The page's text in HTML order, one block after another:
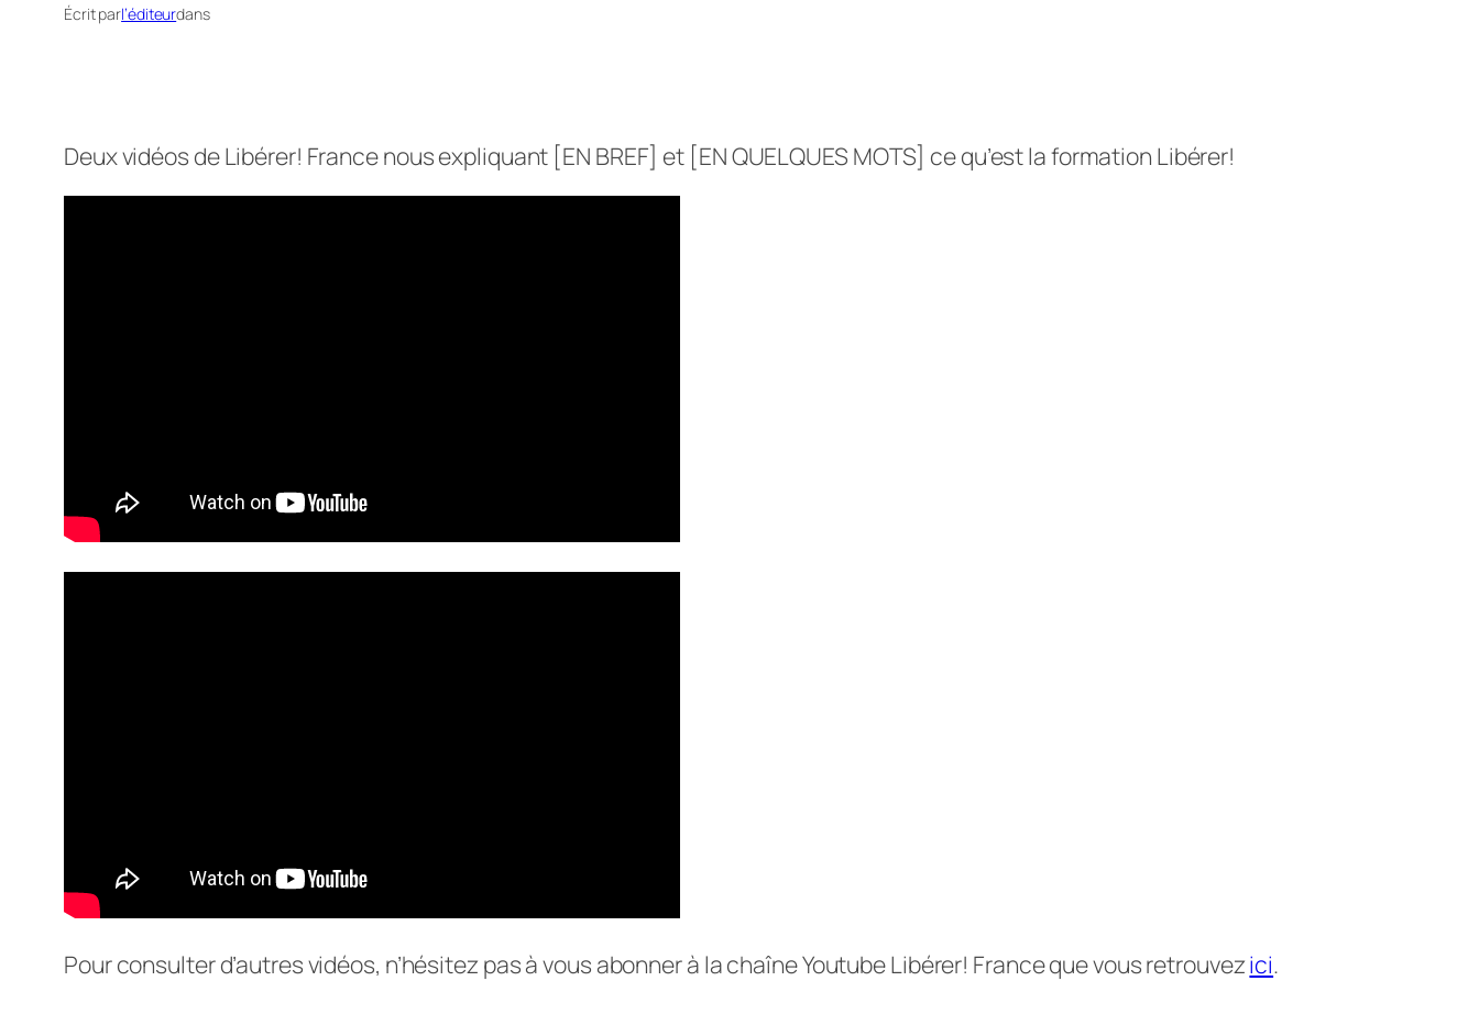
Écrit parl’éditeurdans
Deux vidéos de Libérer! France nous expliquant [EN BREF] et [EN QUELQUES MOTS] ce qu’est la formation Libérer!
Pour consulter d’autres vidéos, n’hésitez pas à vous abonner à la chaîne Youtube Libérer! France que vous retrouvezici.